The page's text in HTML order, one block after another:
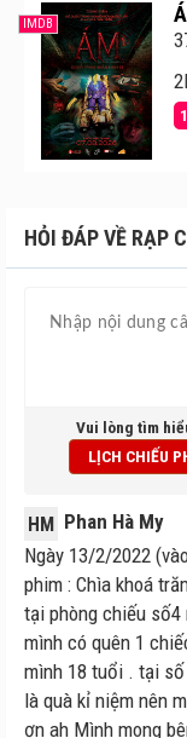
IMDB
HỎI ĐÁP VỀ RẠP
Vui lòng tìm
LỊCH CHIẾU
HM
Phan Hà My
Ngày 13/2/2022
phim : Chìa khoá
tại phòng chiếu số4
mình có quên 1
mình 18 tuổi . tại
là quà kỉ niệm nên
ơn ah Mình mong